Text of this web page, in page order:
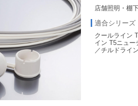
店舗照明・棚
適合シリーズ
クールライン
イン T5ニュー
／チルドライ